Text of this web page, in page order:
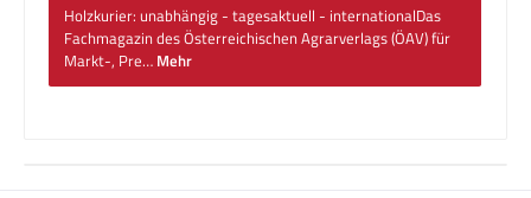
Holzkurier: unabhängig - tagesaktuell - internationalDas
Fachmagazin des Österreichischen Agrarverlags (ÖAV) für
Markt-, Pre… Mehr